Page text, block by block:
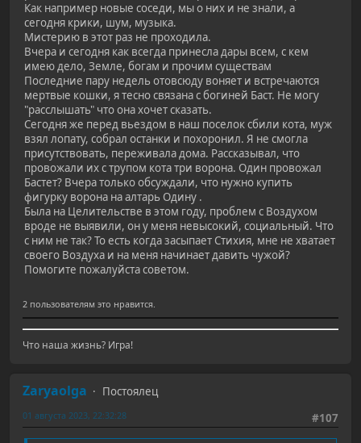
Как например новые соседи, мы о них и не знали, а
сегодня крики, шум, музыка.
Мистерию в этот раз не проходила.
Вчера и сегодня как всегда принесла дары всем, с кем
имею дело, Земле, богам и прочим существам
Последние пару недель отовсюду воняет и встречаются
мертвые кошки, я тесно связана с богиней Баст. Не могу
"расслышать" что она хочет сказать.
Сегодня же перед вьездом в наш поселок сбили кота, муж
взял лопату, собрал останки и похоронил. Я не смогла
присутствовать, переживала дома. Рассказывал, что
провожали их с трупом кота три ворона. Один провожал
Бастет? Вчера только обсуждали, что нужно купить
фигурку ворона на алтарь Одину .
Была на Целительстве в этом году, проблем с Воздухом
вроде не выявили, он у меня невысокий, социальный. Что
с ним не так? То есть когда засыпает Стихия, мне не хватает
своего Воздуха и на меня начинает давить чужой?
Помогите пожалуйста советом.
2 пользователям это нравится.
Что наша жизнь? Игра!
Zaryaolga
Постоялец
#107
01 августа 2023, 22:32:28